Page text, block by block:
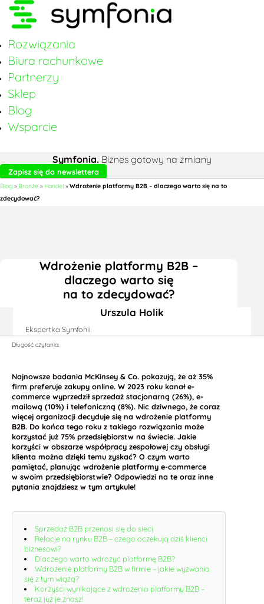
Rozwiązania
Biura rachunkowe
Partnerzy
Sklep
Blog
Wsparcie
Symfonia. Biznes gotowy na zmiany
Zapisz się do newslettera
Blog » Branże » Handel » Wdrożenie platformy B2B – dlaczego warto się na to
zdecydować?
Wdrożenie platformy B2B –
dlaczego warto się
na to zdecydować?
Urszula Holik
Ekspertka Symfonii
Długość czytania:
Najnowsze badania McKinsey & Co. pokazują, że aż 35%
firm preferuje zakupy online. W 2023 roku kanał e-
commerce wyprzedził sprzedaż stacjonarną (26%), e-
mailową (10%) i telefoniczną (8%). Nic dziwnego, że coraz
więcej organizacji decyduje się na wdrożenie platformy
B2B. Do końca tego roku z takiego rozwiązania może
korzystać już 75% przedsiębiorstw na świecie. Jakie
korzyści w obszarze współpracy zespołowej czy obsługi
klienta można dzięki temu zyskać? O czym warto
pamiętać, planując wdrożenie platformy e-commerce
w swoim przedsiębiorstwie? Odpowiedzi na te oraz inne
pytania znajdziesz w tym artykule!
Sprzedaż B2B przenosi się do sieci
Relacje na rynku B2B – czego oczekują dziś klienci
biznesowi?
Dlaczego warto wdrożyć platformę B2B?
Wdrożenie platformy B2B w firmie – jakie wyzwania
się z tym wiążą?
Korzyści wynikające z wdrożenia platformy B2B –
teraz już je znasz!